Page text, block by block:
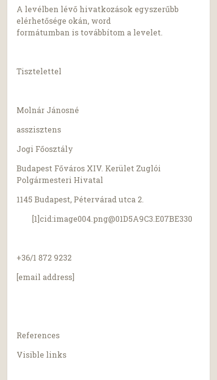
A levélben lévő hivatkozások egyszerűbb
elérhetősége okán, word
formátumban is továbbítom a levelet.
Tisztelettel
Molnár Jánosné
asszisztens
Jogi Főosztály
Budapest Főváros XIV. Kerület Zuglói
Polgármesteri Hivatal
1145 Budapest, Pétervárad utca 2.
[1]cid:image004.png@01D5A9C3.E07BE330
+36/1 872 9232
[email address]
References
Visible links